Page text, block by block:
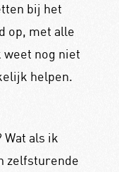
bij het
op, met alle
weet nog niet
helpen.
als ik
zelfsturende